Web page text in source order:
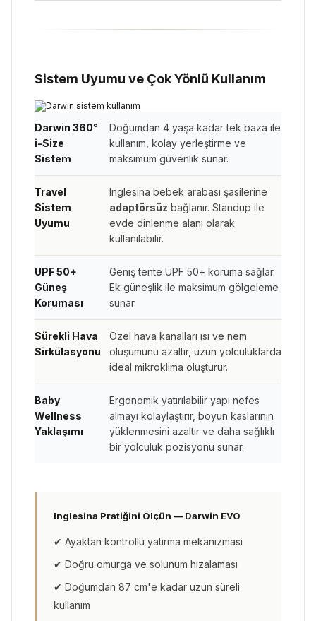
Sistem Uyumu ve Çok Yönlü Kullanım
Darwin 360°
i-Size
Sistem
Doğumdan 4 yaşa kadar tek baza ile
kullanım, kolay yerleştirme ve
maksimum güvenlik sunar.
Travel
Sistem
Uyumu
Inglesina bebek arabası şasilerine
adaptörsüz bağlanır. Standup ile
evde dinlenme alanı olarak
kullanılabilir.
UPF 50+
Güneş
Koruması
Geniş tente UPF 50+ koruma sağlar.
Ek güneşlik ile maksimum gölgeleme
sunar.
Sürekli Hava
Sirkülasyonu
Özel hava kanalları ısı ve nem
oluşumunu azaltır, uzun yolculuklarda
ideal mikroklima oluşturur.
Baby
Wellness
Yaklaşımı
Ergonomik yatırılabilir yapı nefes
almayı kolaylaştırır, boyun kaslarının
yüklenmesini azaltır ve daha sağlıklı
bir yolculuk pozisyonu sunar.
Inglesina Pratiğini Ölçün — Darwin EVO
✔ Ayaktan kontrollü yatırma mekanizması
✔ Doğru omurga ve solunum hizalaması
✔ Doğumdan 87 cm'e kadar uzun süreli
kullanım